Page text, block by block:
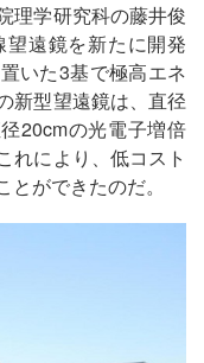
理学研究科の藤井俊
遠鏡を新たに開発
いた3基で極高エネ
新型望遠鏡は、直径
20cmの光電子増倍
れにより、低コスト
ができたのだ。